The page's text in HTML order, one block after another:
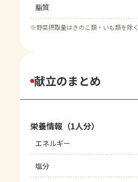
脂質
※野菜摂取量はきのこ類・いも類を除く
献立のまとめ
栄養情報（1人分）
エネルギー
塩分